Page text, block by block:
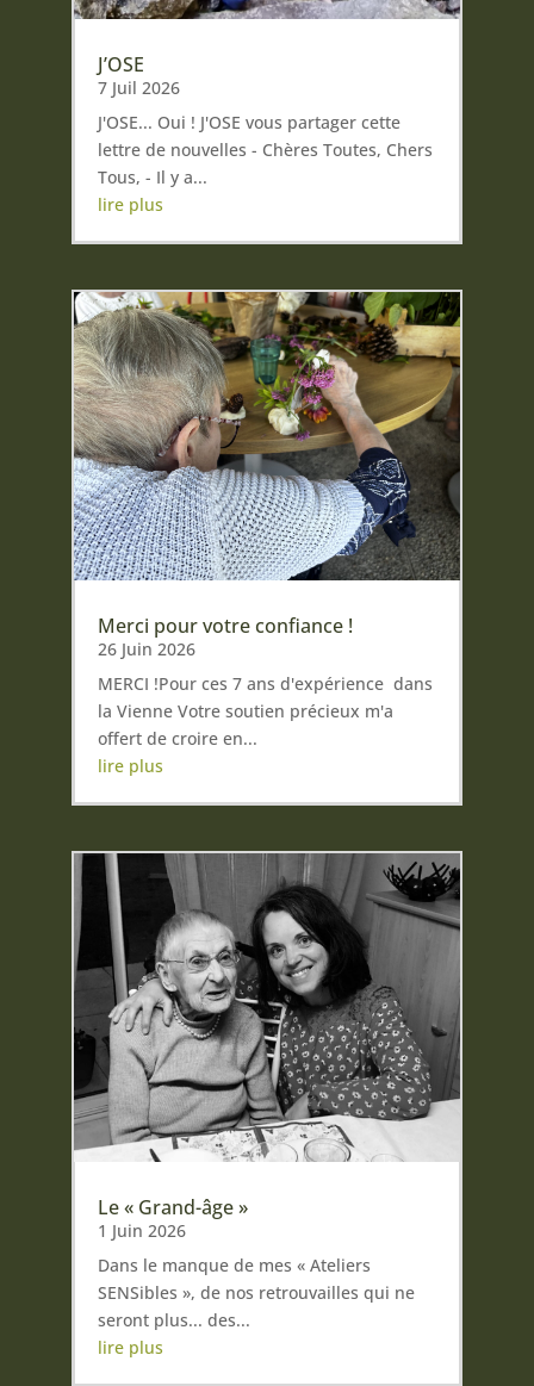
J’OSE
7 Juil 2026
J'OSE... Oui ! J'OSE vous partager cette
lettre de nouvelles - Chères Toutes, Chers
Tous, - Il y a...
lire plus
Merci pour votre confiance !
26 Juin 2026
MERCI !Pour ces 7 ans d'expérience dans
la Vienne Votre soutien précieux m'a
offert de croire en...
lire plus
Le « Grand-âge »
1 Juin 2026
Dans le manque de mes « Ateliers
SENSibles », de nos retrouvailles qui ne
seront plus... des...
lire plus